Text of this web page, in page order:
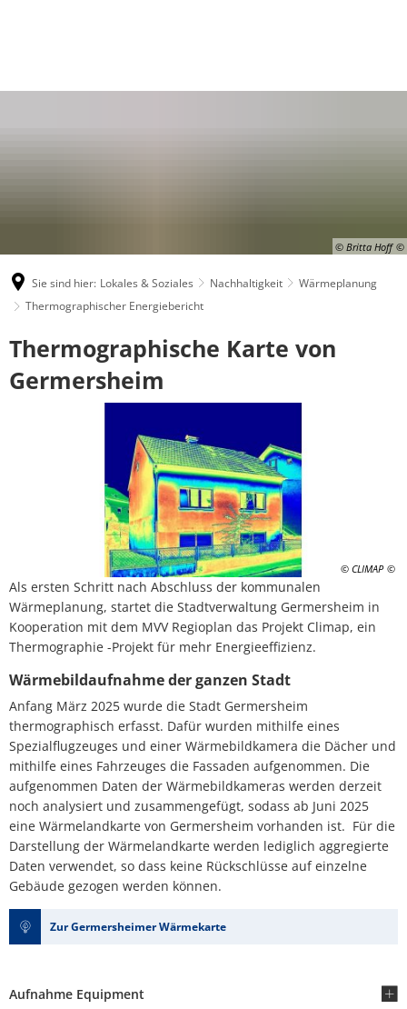
© Britta Hoff
Sie sind hier: Lokales & Soziales Nachhaltigkeit
Wärmeplanung
Thermographischer Energiebericht
Thermographischer
Energiebericht
Thermographische Karte von
Germersheim
© CLIMAP
Als ersten Schritt nach Abschluss der kommunalen
Wärmeplanung, startet die Stadtverwaltung Germersheim in
Kooperation mit dem MVV Regioplan das Projekt Climap, ein
Thermographie -Projekt für mehr Energieeffizienz.
Wärmebildaufnahme der ganzen Stadt
Anfang März 2025 wurde die Stadt Germersheim
thermographisch erfasst. Dafür wurden mithilfe eines
Spezialflugzeuges und einer Wärmebildkamera die Dächer und
mithilfe eines Fahrzeuges die Fassaden aufgenommen. Die
aufgenommen Daten der Wärmebildkameras werden derzeit
noch analysiert und zusammengefügt, sodass ab Juni 2025
eine Wärmelandkarte von Germersheim vorhanden ist. Für die
Darstellung der Wärmelandkarte werden lediglich aggregierte
Daten verwendet, so dass keine Rückschlüsse auf einzelne
Gebäude gezogen werden können.
Zur Germersheimer Wärmekarte
Aufnahme Equipment